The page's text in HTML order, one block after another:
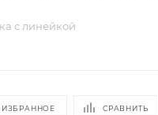
с линейкой
ИЗБРАННОЕ СРАВНИТЬ